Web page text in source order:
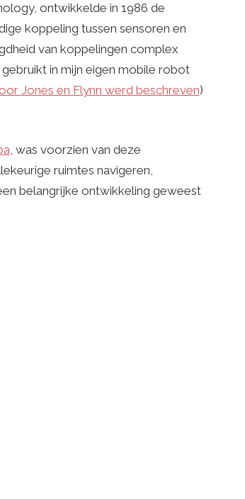
ontwikkelde in 1986 de
koppeling tussen sensoren en
van koppelingen complex
in mijn eigen mobile robot
Jones en Flynn werd beschreven)
, was voorzien van deze
ruimtes navigeren,
belangrijke ontwikkeling geweest